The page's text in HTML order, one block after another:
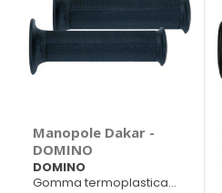
Manopole Dakar -
DOMINO
DOMINO
Gomma termoplastica